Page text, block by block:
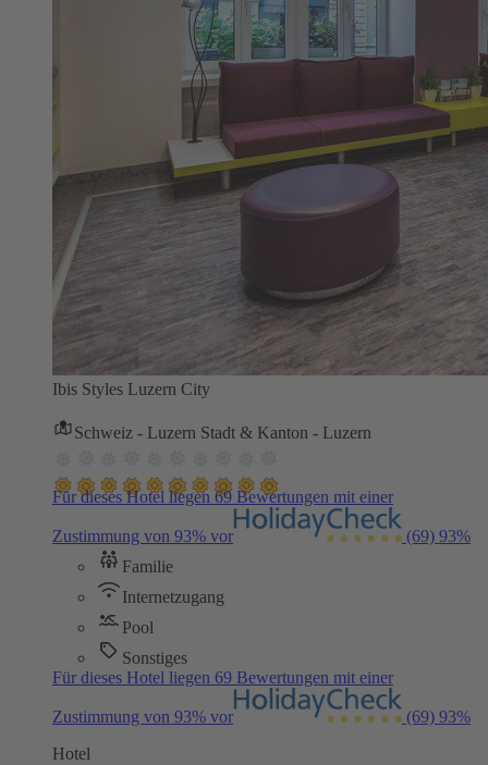
Ibis Styles Luzern City
Schweiz - Luzern Stadt & Kanton - Luzern
Für dieses Hotel liegen 69 Bewertungen mit einer
Zustimmung von 93% vor (69) 93%
Familie
Internetzugang
Pool
Sonstiges
Für dieses Hotel liegen 69 Bewertungen mit einer
Zustimmung von 93% vor (69) 93%
Hotel